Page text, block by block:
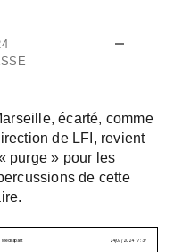
écarté, comme
de LFI, revient
purge » pour les
de cette